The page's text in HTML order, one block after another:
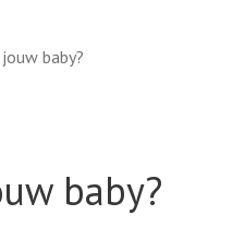
baby?
baby?